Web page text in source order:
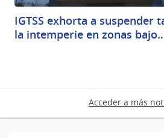
IGTSS exhorta a suspender
la intemperie en zonas
Acceder a más